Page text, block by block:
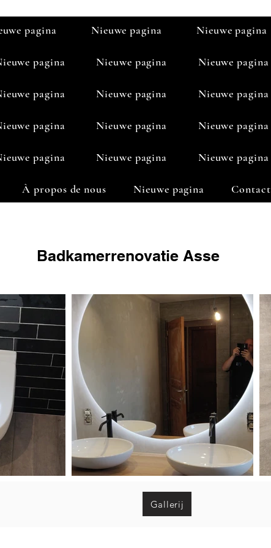
pagina Nieuwe pagina Nieuwe pagina
pagina Nieuwe pagina Nieuwe pagina
pagina Nieuwe pagina Nieuwe pagina
pagina Nieuwe pagina Nieuwe pagina
pagina Nieuwe pagina Nieuwe pagina
À propos de nous Nieuwe pagina Contact
Badkamerrenovatie Asse
Gallerij